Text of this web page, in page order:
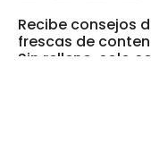
Recibe consejos
frescas de
Sin relleno, solo